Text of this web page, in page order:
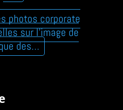
photos corporate
sur l’image de
des…